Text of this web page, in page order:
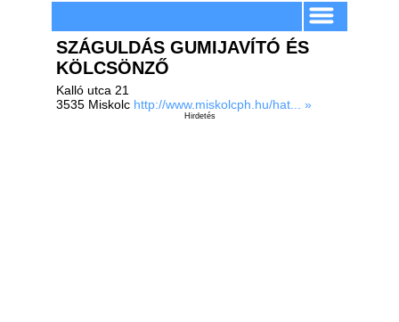
SZÁGULDÁS GUMIJAVÍTÓ ÉS
KÖLCSÖNZŐ
Kalló utca 21
3535 Miskolc http://www.miskolcph.hu/hat... »
Hirdetés